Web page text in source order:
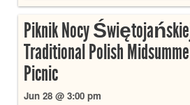
Piknik Nocy
Traditional Polish
Picnic
Jun 28 @ 3:00 pm